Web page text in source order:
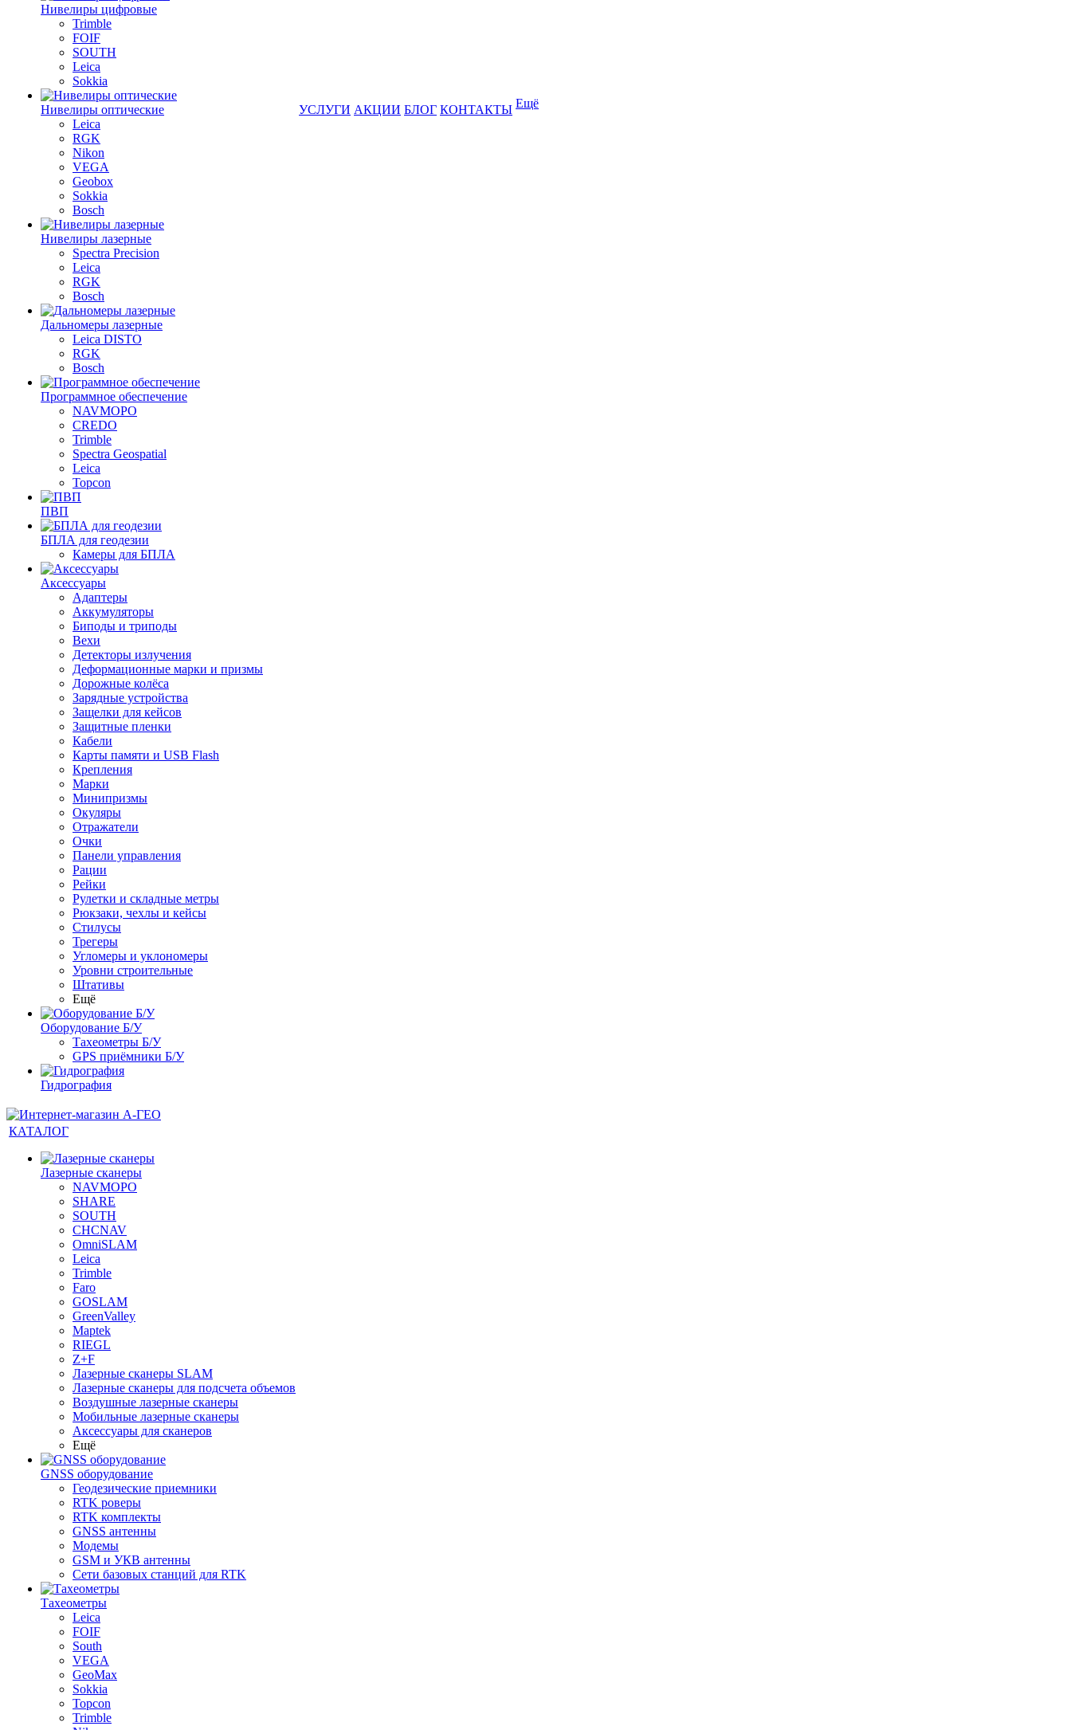
Нивелиры цифровые
Trimble
FOIF
SOUTH
Leica
Sokkia
Нивелиры оптические
Leica
RGK
Nikon
VEGA
Geobox
Sokkia
Bosch
Нивелиры лазерные
Spectra Precision
Leica
RGK
Bosch
Дальномеры лазерные
Leica DISTO
RGK
Bosch
Программное обеспечение
NAVMOPO
CREDO
Trimble
Spectra Geospatial
Leica
Topcon
ПВП
БПЛА для геодезии
Камеры для БПЛА
Аксессуары
Адаптеры
Аккумуляторы
Биподы и триподы
Вехи
Детекторы излучения
Деформационные марки и призмы
Дорожные колёса
Зарядные устройства
Защелки для кейсов
Защитные пленки
Кабели
Карты памяти и USB Flash
Крепления
Марки
Минипризмы
Окуляры
Отражатели
Очки
Панели управления
Рации
Рейки
Рулетки и складные метры
Рюкзаки, чехлы и кейсы
Стилусы
Трегеры
Угломеры и уклономеры
Уровни строительные
Штативы
Ещё
Оборудование Б/У
Тахеометры Б/У
GPS приёмники Б/У
Гидрография
УСЛУГИ АКЦИИ БЛОГ КОНТАКТЫ Ещё
КАТАЛОГ
Лазерные сканеры
NAVMOPO
SHARE
SOUTH
CHCNAV
OmniSLAM
Leica
Trimble
Faro
GOSLAM
GreenValley
Maptek
RIEGL
Z+F
Лазерные сканеры SLAM
Лазерные сканеры для подсчета объемов
Воздушные лазерные сканеры
Мобильные лазерные сканеры
Аксессуары для сканеров
Ещё
GNSS оборудование
Геодезические приемники
RTK роверы
RTK комплекты
GNSS антенны
Модемы
GSM и УКВ антенны
Сети базовых станций для RTK
Тахеометры
Leica
FOIF
South
VEGA
GeoMax
Sokkia
Topcon
Trimble